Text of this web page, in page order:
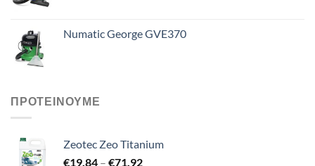
Numatic George GVE370
ΠΡΟΤΕΙΝΟΥΜΕ
Zeotec Zeo Titanium
€19.84 – €71.92Price